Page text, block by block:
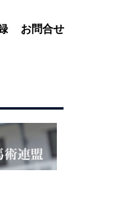
お問合せ